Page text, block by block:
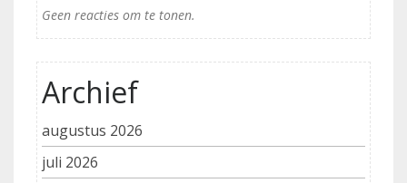
Geen reacties om te tonen.
Archief
augustus 2026
juli 2026